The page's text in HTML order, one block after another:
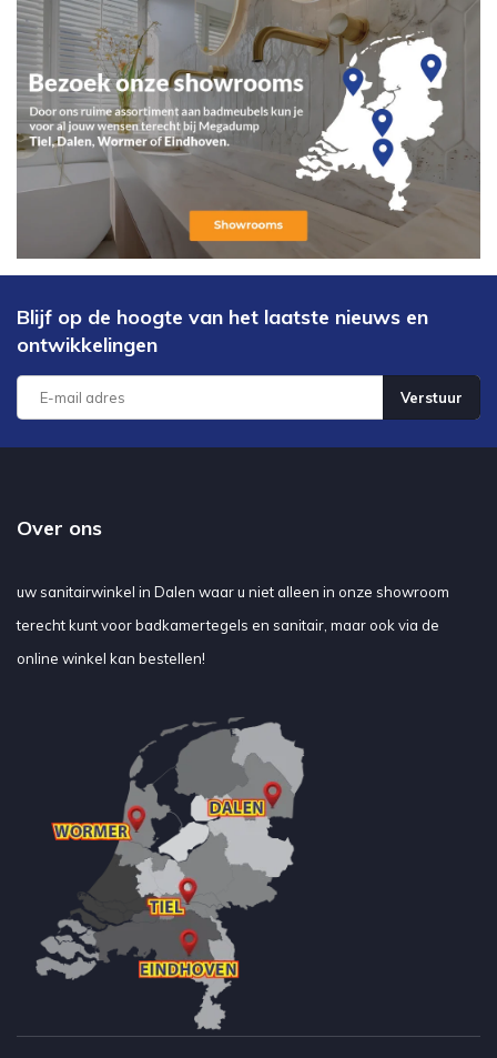
Blijf op de hoogte van het laatste nieuws en
ontwikkelingen
Verstuur
Over ons
uw sanitairwinkel in Dalen waar u niet alleen in onze showroom
terecht kunt voor badkamertegels en sanitair, maar ook via de
online winkel kan bestellen!